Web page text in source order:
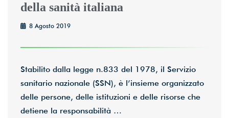
della sanità italiana
8 Agosto 2019
Stabilito dalla legge n.833 del 1978, il Servizio
sanitario nazionale (SSN), è l’insieme organizzato
delle persone, delle istituzioni e delle risorse che
detiene la responsabilità …